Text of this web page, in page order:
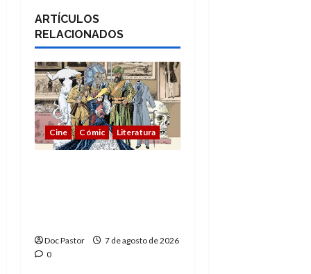
ARTÍCULOS
RELACIONADOS
Cine Cómic Literatura
Doc Pastor
7 de agosto de 2026
0